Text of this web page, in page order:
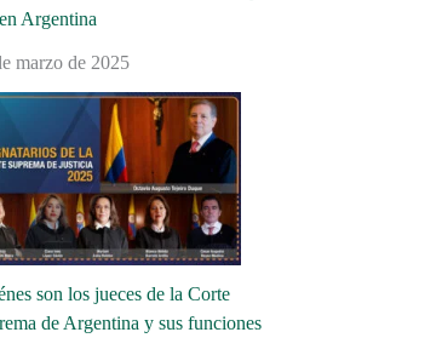
Argentina
marzo de 2025
son los jueces de la Corte
de Argentina y sus funciones